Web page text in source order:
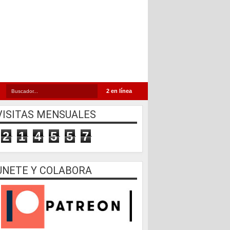
2 en línea
MENSUALES
2 1 4 5 5 7
Y COLABORA